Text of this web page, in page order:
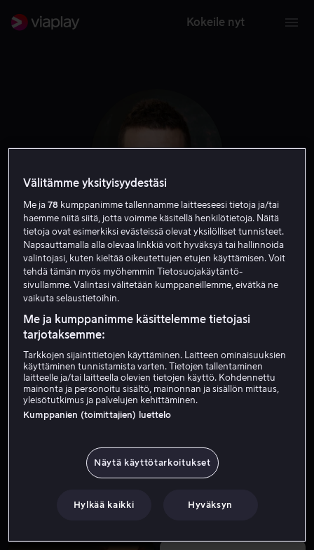
Kokeile nyt
Alex Russell
Ohjaaja Näyttelijä
Välitämme yksityisyydestäsi
Me ja78 kumppanimme tallennamme laitteeseesi tietoja ja/tai
haemme niitä siitä, jotta voimme käsitellä henkilötietoja. Näitä
tietoja ovat esimerkiksi evästeissä olevat yksilölliset tunnisteet.
Napsauttamalla alla olevaa linkkiä voit hyväksyä tai hallinnoida
valintojasi, kuten kieltää oikeutettujen etujen käyttämisen. Voit
tehdä tämän myös myöhemmin Tietosuojakäytäntö-
sivullamme. Valintasi välitetään kumppaneillemme, eivätkä ne
vaikuta selaustietoihin.
Me ja kumppanimme käsittelemme tietojasi
tarjotaksemme:
Tarkkojen sijaintitietojen käyttäminen. Laitteen ominaisuuksien
käyttäminen tunnistamista varten. Tietojen tallentaminen
laitteelle ja/tai laitteella olevien tietojen käyttö. Kohdennettu
mainonta ja personoitu sisältö, mainonnan ja sisällön mittaus,
yleisötutkimus ja palvelujen kehittäminen.
Kumppanien (toimittajien) luettelo
Näytä käyttötarkoitukset
Hylkää kaikki Hyväksyn